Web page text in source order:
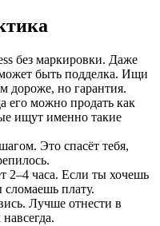
без маркировки. Даже
быть подделка. Ищи
дороже, но гарантия.
его можно продать как
ищут именно такие
Это спасёт тебя,
2–4 часа. Если ты хочешь
плату.
Лучше отнести в